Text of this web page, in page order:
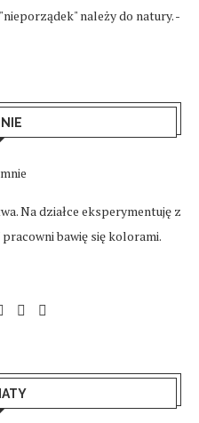
należy do natury. -
Na działce eksperymentuję z
bawię się kolorami.